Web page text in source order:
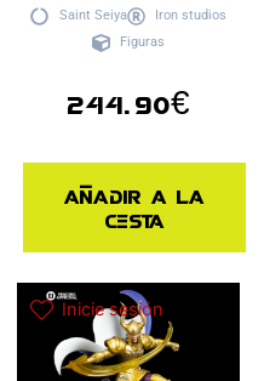
Saint Seiya
Iron studios
Figuras
244.90€
Añadir a la
cesta
Inicie sesión